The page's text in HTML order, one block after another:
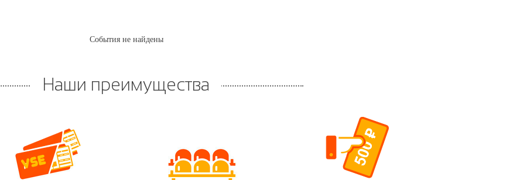
События не найдены
Наши преимущества